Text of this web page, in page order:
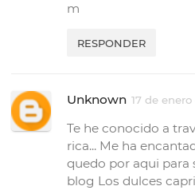
m
RESPONDER
Unknown 17 de enero
Te he conocido a
rica... Me ha
quedo por aqui para
blog Los dulces